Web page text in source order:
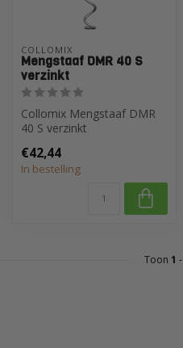
COLLOMIX
Mengstaaf DMR 40 S
verzinkt
Collomix Mengstaaf DMR
40 S verzinkt
€42,44
In bestelling
Toon 1 -